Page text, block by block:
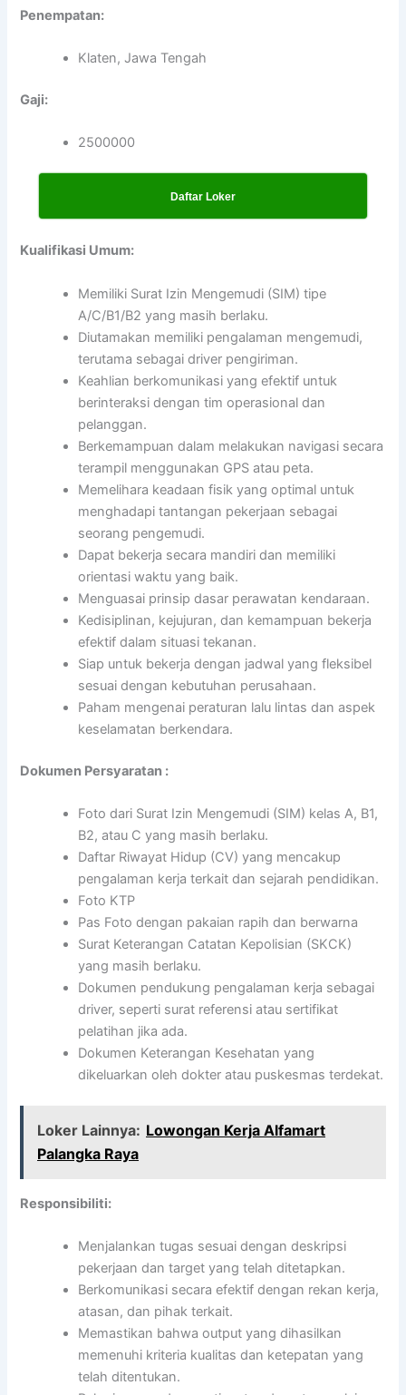
Penempatan:
Klaten, Jawa Tengah
Gaji:
2500000
Daftar Loker
Kualifikasi Umum:
Memiliki Surat Izin Mengemudi (SIM) tipe
A/C/B1/B2 yang masih berlaku.
Diutamakan memiliki pengalaman mengemudi,
terutama sebagai driver pengiriman.
Keahlian berkomunikasi yang efektif untuk
berinteraksi dengan tim operasional dan
pelanggan.
Berkemampuan dalam melakukan navigasi secara
terampil menggunakan GPS atau peta.
Memelihara keadaan fisik yang optimal untuk
menghadapi tantangan pekerjaan sebagai
seorang pengemudi.
Dapat bekerja secara mandiri dan memiliki
orientasi waktu yang baik.
Menguasai prinsip dasar perawatan kendaraan.
Kedisiplinan, kejujuran, dan kemampuan bekerja
efektif dalam situasi tekanan.
Siap untuk bekerja dengan jadwal yang fleksibel
sesuai dengan kebutuhan perusahaan.
Paham mengenai peraturan lalu lintas dan aspek
keselamatan berkendara.
Dokumen Persyaratan :
Foto dari Surat Izin Mengemudi (SIM) kelas A, B1,
B2, atau C yang masih berlaku.
Daftar Riwayat Hidup (CV) yang mencakup
pengalaman kerja terkait dan sejarah pendidikan.
Foto KTP
Pas Foto dengan pakaian rapih dan berwarna
Surat Keterangan Catatan Kepolisian (SKCK)
yang masih berlaku.
Dokumen pendukung pengalaman kerja sebagai
driver, seperti surat referensi atau sertifikat
pelatihan jika ada.
Dokumen Keterangan Kesehatan yang
dikeluarkan oleh dokter atau puskesmas terdekat.
Loker Lainnya: Lowongan Kerja Alfamart
Palangka Raya
Responsibiliti:
Menjalankan tugas sesuai dengan deskripsi
pekerjaan dan target yang telah ditetapkan.
Berkomunikasi secara efektif dengan rekan kerja,
atasan, dan pihak terkait.
Memastikan bahwa output yang dihasilkan
memenuhi kriteria kualitas dan ketepatan yang
telah ditentukan.